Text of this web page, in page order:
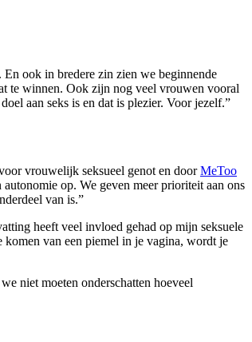
ook in bredere zin zien we beginnende
te winnen. Ook zijn nog veel vrouwen vooral
aan seks is en dat is plezier. Voor jezelf.”
vrouwelijk seksueel genot en doorMeToo
op. We geven meer prioriteit aan ons
van is.”
heeft veel invloed gehad op mijn seksuele
van een piemel in je vagina, wordt je
niet moeten onderschatten hoeveel